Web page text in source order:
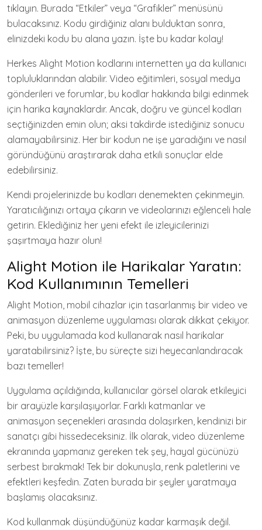
tıklayın. Burada “Etkiler” veya “Grafikler” menüsünü
bulacaksınız. Kodu girdiğiniz alanı bulduktan sonra,
elinizdeki kodu bu alana yazın. İşte bu kadar kolay!
Herkes Alight Motion kodlarını internetten ya da kullanıcı
topluluklarından alabilir. Video eğitimleri, sosyal medya
gönderileri ve forumlar, bu kodlar hakkında bilgi edinmek
için harika kaynaklardır. Ancak, doğru ve güncel kodları
seçtiğinizden emin olun; aksi takdirde istediğiniz sonucu
alamayabilirsiniz. Her bir kodun ne işe yaradığını ve nasıl
göründüğünü araştırarak daha etkili sonuçlar elde
edebilirsiniz.
Kendi projelerinizde bu kodları denemekten çekinmeyin.
Yaratıcılığınızı ortaya çıkarın ve videolarınızı eğlenceli hale
getirin. Eklediğiniz her yeni efekt ile izleyicilerinizi
şaşırtmaya hazır olun!
Alight Motion ile Harikalar Yaratın:
Kod Kullanımının Temelleri
Alight Motion, mobil cihazlar için tasarlanmış bir video ve
animasyon düzenleme uygulaması olarak dikkat çekiyor.
Peki, bu uygulamada kod kullanarak nasıl harikalar
yaratabilirsiniz? İşte, bu süreçte sizi heyecanlandıracak
bazı temeller!
Uygulama açıldığında, kullanıcılar görsel olarak etkileyici
bir arayüzle karşılaşıyorlar. Farklı katmanlar ve
animasyon seçenekleri arasında dolaşırken, kendinizi bir
sanatçı gibi hissedeceksiniz. İlk olarak, video düzenleme
ekranında yapmanız gereken tek şey, hayal gücünüzü
serbest bırakmak! Tek bir dokunuşla, renk paletlerini ve
efektleri keşfedin. Zaten burada bir şeyler yaratmaya
başlamış olacaksınız.
Kod kullanmak düşündüğünüz kadar karmaşık değil.